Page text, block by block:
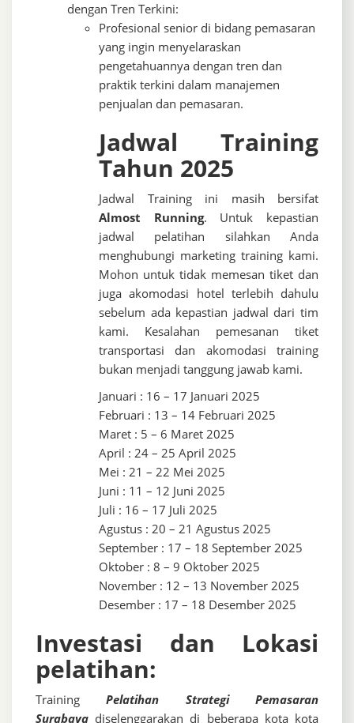
dengan Tren Terkini:
Profesional senior di bidang pemasaran
yang ingin menyelaraskan
pengetahuannya dengan tren dan
praktik terkini dalam manajemen
penjualan dan pemasaran.
Jadwal Training
Tahun 2025
Jadwal Training ini masih bersifat
Almost Running. Untuk kepastian
jadwal pelatihan silahkan Anda
menghubungi marketing training kami.
Mohon untuk tidak memesan tiket dan
juga akomodasi hotel terlebih dahulu
sebelum ada kepastian jadwal dari tim
kami. Kesalahan pemesanan tiket
transportasi dan akomodasi training
bukan menjadi tanggung jawab kami.
Januari : 16 – 17 Januari 2025
Februari : 13 – 14 Februari 2025
Maret : 5 – 6 Maret 2025
April : 24 – 25 April 2025
Mei : 21 – 22 Mei 2025
Juni : 11 – 12 Juni 2025
Juli : 16 – 17 Juli 2025
Agustus : 20 – 21 Agustus 2025
September : 17 – 18 September 2025
Oktober : 8 – 9 Oktober 2025
November : 12 – 13 November 2025
Desember : 17 – 18 Desember 2025
Investasi dan Lokasi
pelatihan:
TrainingPelatihan Strategi Pemasaran
Surabaya diselenggarakan di beberapa kota kota